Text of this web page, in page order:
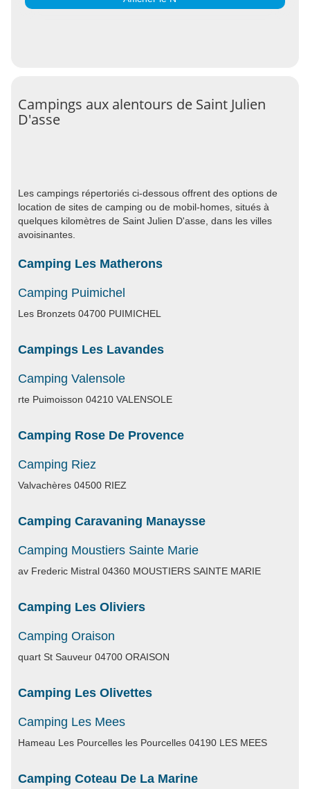
Campings aux alentours de Saint Julien
D'asse
Les campings répertoriés ci-dessous offrent des options de
location de sites de camping ou de mobil-homes, situés à
quelques kilomètres de Saint Julien D'asse, dans les villes
avoisinantes.
Camping Les Matherons
Camping Puimichel
Les Bronzets 04700 PUIMICHEL
Campings Les Lavandes
Camping Valensole
rte Puimoisson 04210 VALENSOLE
Camping Rose De Provence
Camping Riez
Valvachères 04500 RIEZ
Camping Caravaning Manaysse
Camping Moustiers Sainte Marie
av Frederic Mistral 04360 MOUSTIERS SAINTE MARIE
Camping Les Oliviers
Camping Oraison
quart St Sauveur 04700 ORAISON
Camping Les Olivettes
Camping Les Mees
Hameau Les Pourcelles les Pourcelles 04190 LES MEES
Camping Coteau De La Marine